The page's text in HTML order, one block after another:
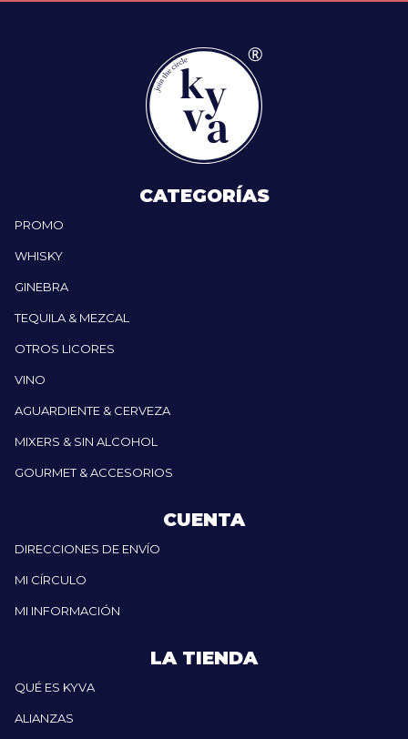
CATEGORÍAS
PROMO
WHISKY
GINEBRA
TEQUILA & MEZCAL
OTROS LICORES
VINO
AGUARDIENTE & CERVEZA
MIXERS & SIN ALCOHOL
GOURMET & ACCESORIOS
CUENTA
DIRECCIONES DE ENVÍO
MI CÍRCULO
MI INFORMACIÓN
LA TIENDA
QUÉ ES KYVA
ALIANZAS